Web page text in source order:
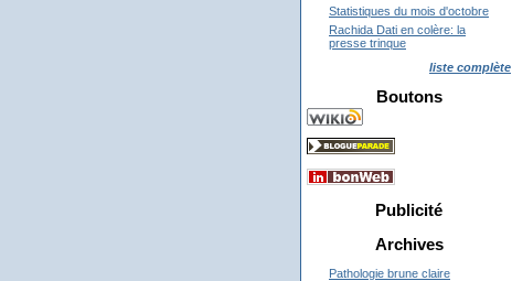
Statistiques du mois d'octobre
Rachida Dati en colère: la
presse trinque
liste complète
Boutons
Publicité
Archives
Pathologie brune claire